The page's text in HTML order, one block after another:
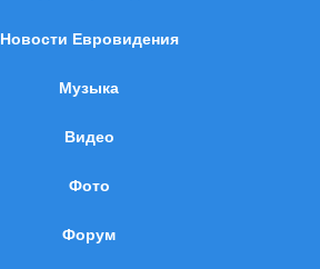
Новости Евровидения
Музыка
Видео
Фото
Форум